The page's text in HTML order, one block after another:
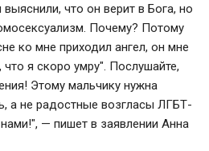
что он верит в Бога, но
Почему? Потому
ко мне приходил ангел, он мне
я скоро умру". Послушайте,
Этому мальчику нужна
а не радостные возгласы ЛГБТ-
— пишет в заявлении Анна